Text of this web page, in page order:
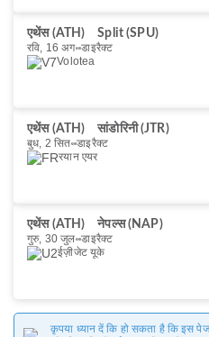
एथेंस (ATH)
Split (SPU)
रवि, 16 अग॰ डाइरैक्ट
Volotea
एथेंस (ATH)
सांडोरिनी (JTR)
बुध, 2 सित॰ डाइरैक्ट
रयान एयर
एथेंस (ATH)
नेपल्स (NAP)
गुरु, 30 जुल॰ डाइरैक्ट
ईज़ीजेट यूके
कृपया ध्यान दें कि हो सकता है कि इस